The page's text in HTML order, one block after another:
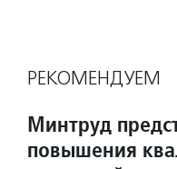
РЕКОМЕНДУЕМ
Минтруд
повышения